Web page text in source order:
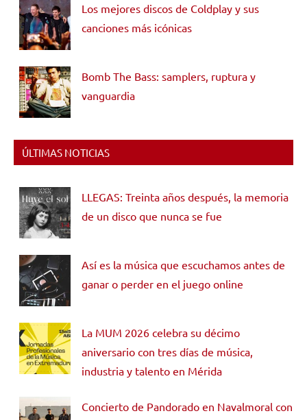
Los mejores discos de Coldplay y sus
canciones más icónicas
Bomb The Bass: samplers, ruptura y
vanguardia
ÚLTIMAS NOTICIAS
LLEGAS: Treinta años después, la memoria
de un disco que nunca se fue
Así es la música que escuchamos antes de
ganar o perder en el juego online
La MUM 2026 celebra su décimo
aniversario con tres días de música,
industria y talento en Mérida
Concierto de Pandorado en Navalmoral con